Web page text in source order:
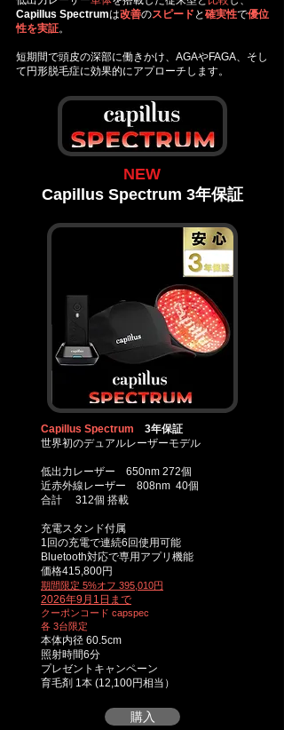
Capillus Spectrumは改善のスピード と確実性で優位
性を実証。
短期間で頭皮の深部に働きかけ、AGAやFAGA、そし
て円形脱毛症に効果的にアプローチします。
NEW
Capillus Spectrum 3年保証
Capillus Spectrum
3年保証
世界初のデュアルレーザーモデル
低出力レーザー 650nm 272個
近赤外線レーザー 808nm 40個
合計 312個 搭載
充電スタンド付属
1回の充電で連続6回使用可能
Bluetooth対応で専用アプリ機能
価格415,800円
​期間限定 5%オフ 395,010円
2026年9月1日まで
クーポンコード capspec
​各 3台限定
​本体内径 60.5cm
照射時間6分
プレゼントキャンペーン
育毛剤 1本 (12,100円相当）
購入